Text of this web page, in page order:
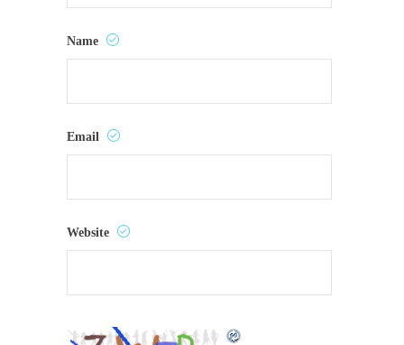
Name
Email
Website